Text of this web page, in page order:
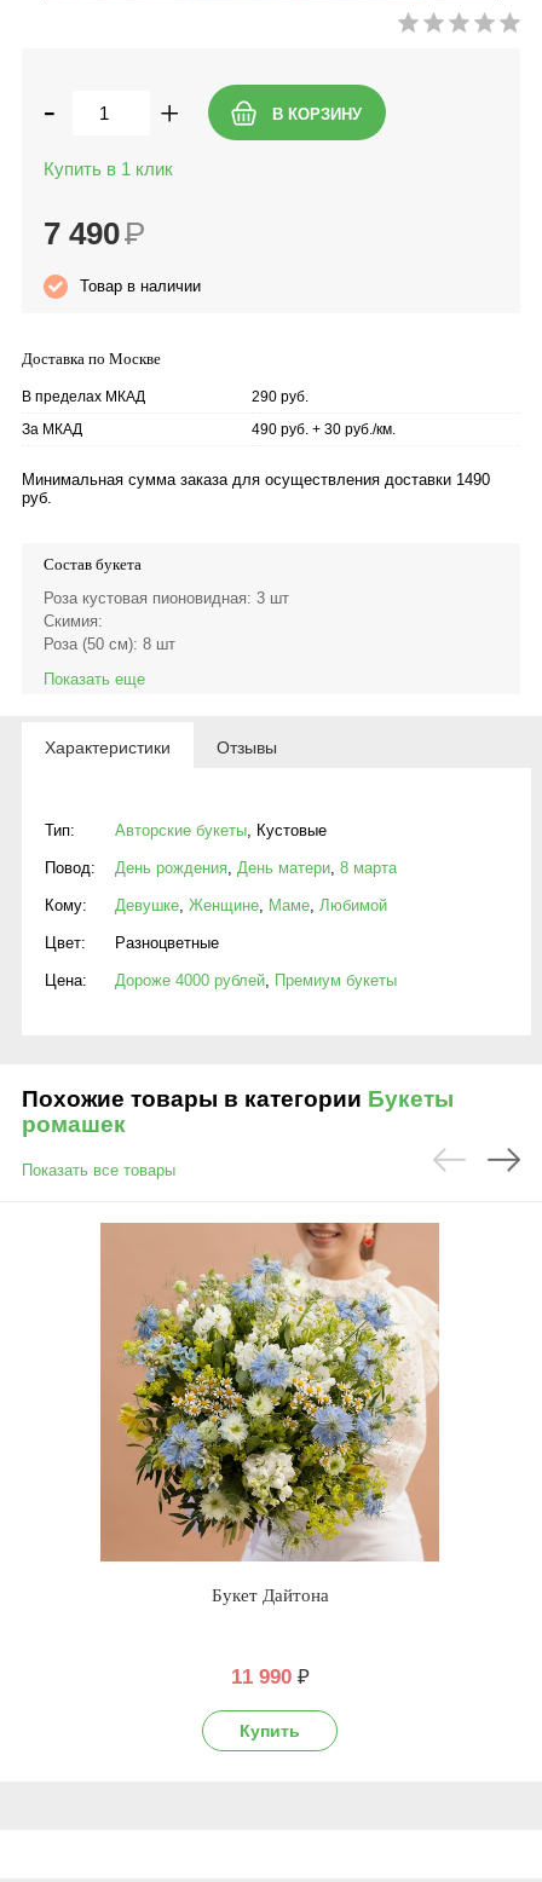
- +
Купить в 1 клик
7 490Р
Товар в наличии
Доставка по Москве
В пределах МКАД
290 руб.
За МКАД
490 руб. + 30 руб./км.
Минимальная сумма заказа для осуществления доставки 1490
руб.
Состав букета
Роза кустовая пионовидная: 3 шт
Скимия:
Роза (50 см): 8 шт
Показать еще
Характеристики Отзывы
Тип: Авторские букеты, Кустовые
Повод: День рождения, День матери, 8 марта
Кому: Девушке, Женщине, Маме, Любимой
Цвет: Разноцветные
Цена: Дороже 4000 рублей, Премиум букеты
Похожие товары в категории Букеты
ромашек
Показать все товары
Букет Дайтона
11 990 ₽